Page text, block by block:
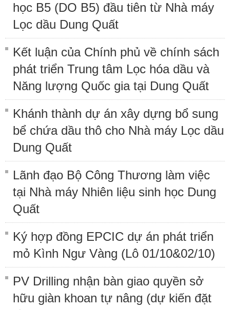
học B5 (DO B5) đầu tiên từ Nhà máy
Lọc dầu Dung Quất
Kết luận của Chính phủ về chính sách
phát triển Trung tâm Lọc hóa dầu và
Năng lượng Quốc gia tại Dung Quất
Khánh thành dự án xây dựng bổ sung
bể chứa dầu thô cho Nhà máy Lọc dầu
Dung Quất
Lãnh đạo Bộ Công Thương làm việc
tại Nhà máy Nhiên liệu sinh học Dung
Quất
Ký hợp đồng EPCIC dự án phát triển
mỏ Kình Ngư Vàng (Lô 01/10&02/10)
PV Drilling nhận bàn giao quyền sở
hữu giàn khoan tự nâng (dự kiến đặt